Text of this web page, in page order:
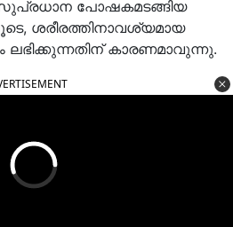
പോഷകമടങ്ങിയ
ശരീരത്തിനാവശ്യമായ
ലഭിക്കുന്നതിന് കാരണമാവുന്നു.